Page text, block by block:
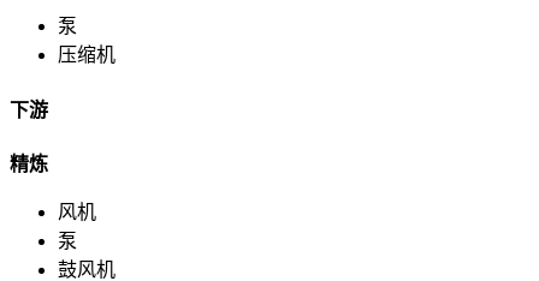
泵
压缩机
下游
精炼
风机
泵
鼓风机